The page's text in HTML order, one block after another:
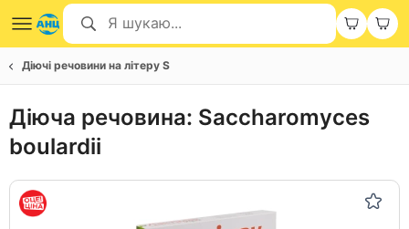
Діючі речовини на літеру S
Діюча речовина: Saccharomyces
boulardii